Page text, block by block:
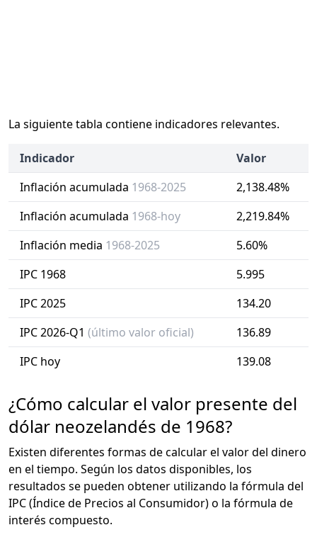
La siguiente tabla contiene indicadores relevantes.
Indicador
Valor
Inflación acumulada 1968-2025
2,138.48%
Inflación acumulada 1968-hoy
2,219.84%
Inflación media 1968-2025
5.60%
IPC 1968
5.995
IPC 2025
134.20
IPC 2026-Q1 (último valor oficial)
136.89
IPC hoy
139.08
¿Cómo calcular el valor presente del
dólar neozelandés de 1968?
Existen diferentes formas de calcular el valor del dinero
en el tiempo. Según los datos disponibles, los
resultados se pueden obtener utilizando la fórmula del
IPC (Índice de Precios al Consumidor) o la fórmula de
interés compuesto.